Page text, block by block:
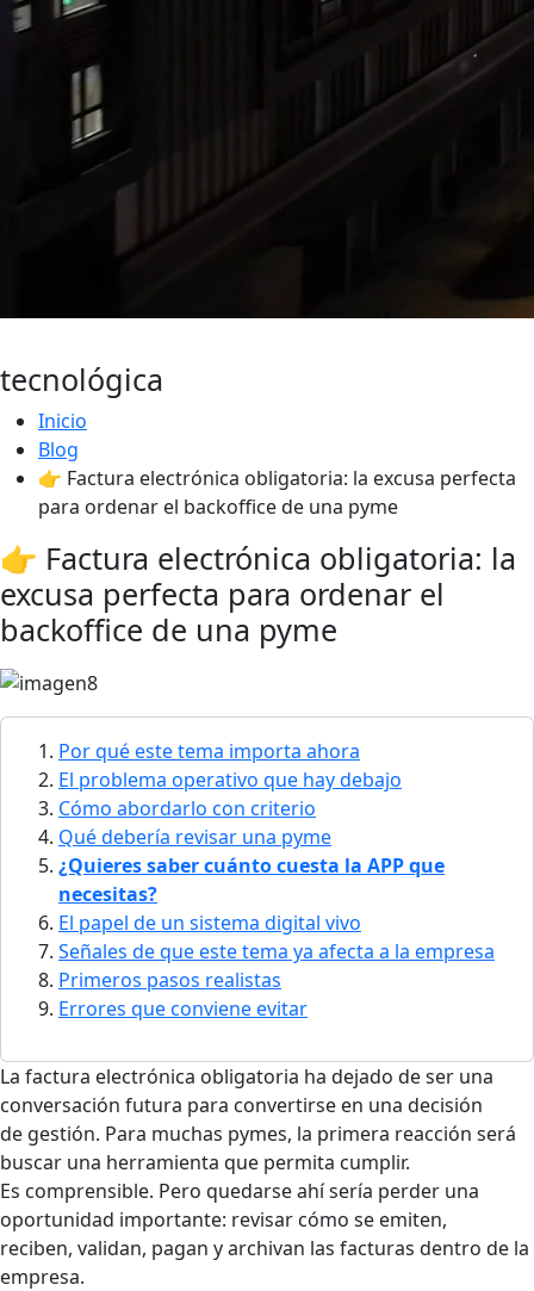
tecnológica
Inicio
Blog
👉 Factura electrónica obligatoria: la excusa perfecta
para ordenar el backoffice de una pyme
👉 Factura electrónica obligatoria: la
excusa perfecta para ordenar el
backoffice de una pyme
Por qué este tema importa ahora
El problema operativo que hay debajo
Cómo abordarlo con criterio
Qué debería revisar una pyme
¿Quieres saber cuánto cuesta la APP que
necesitas?
El papel de un sistema digital vivo
Señales de que este tema ya afecta a la empresa
Primeros pasos realistas
Errores que conviene evitar
La factura electrónica obligatoria ha dejado de ser una
conversación futura para convertirse en una decisión
de gestión. Para muchas pymes, la primera reacción será
buscar una herramienta que permita cumplir.
Es comprensible. Pero quedarse ahí sería perder una
oportunidad importante: revisar cómo se emiten,
reciben, validan, pagan y archivan las facturas dentro de la
empresa.